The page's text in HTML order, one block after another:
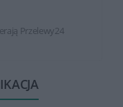
Przelewy24